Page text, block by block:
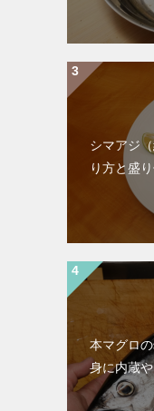
シマアジ
り方と盛
本マグロ
身に内蔵